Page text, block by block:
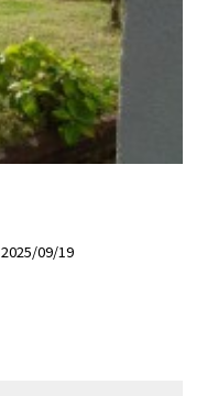
2025/09/19